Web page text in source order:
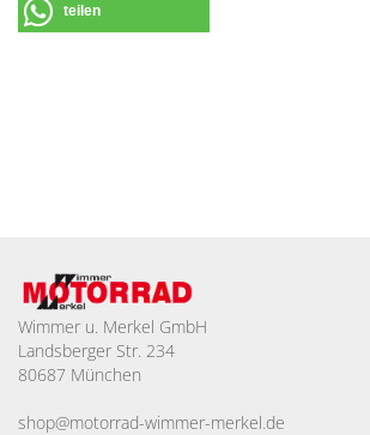
teilen
Wimmer u. Merkel GmbH
Landsberger Str. 234
80687 München
shop@motorrad-wimmer-merkel.de